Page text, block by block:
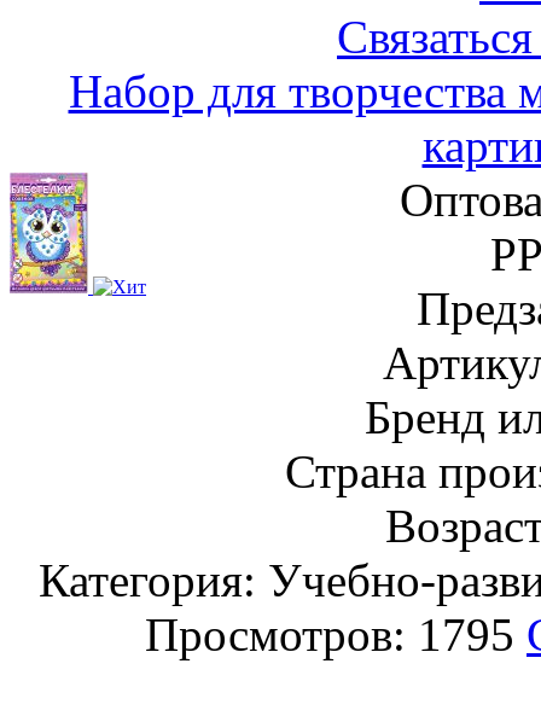
Набор для творчества
Бренд
Страна
Категория: Учебно-
Просмотров: 1795